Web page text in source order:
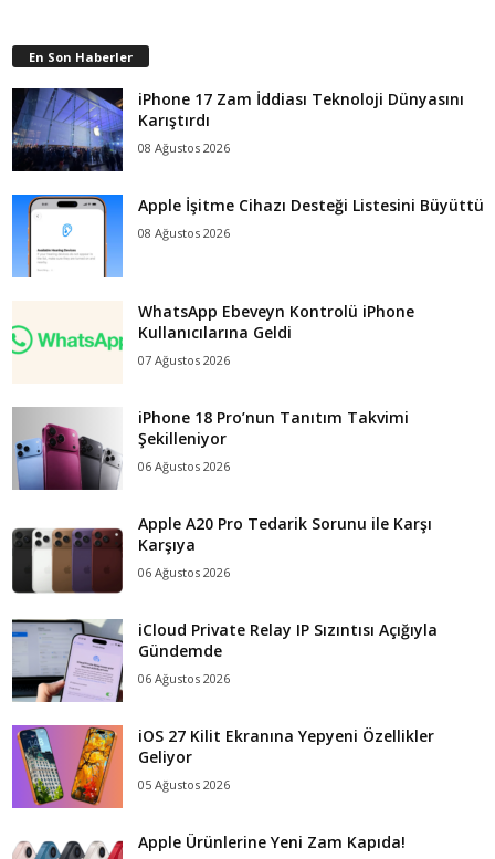
En Son Haberler
iPhone 17 Zam İddiası Teknoloji Dünyasını
Karıştırdı
08 Ağustos 2026
Apple İşitme Cihazı Desteği Listesini Büyüttü
08 Ağustos 2026
WhatsApp Ebeveyn Kontrolü iPhone
Kullanıcılarına Geldi
07 Ağustos 2026
iPhone 18 Pro’nun Tanıtım Takvimi
Şekilleniyor
06 Ağustos 2026
Apple A20 Pro Tedarik Sorunu ile Karşı
Karşıya
06 Ağustos 2026
iCloud Private Relay IP Sızıntısı Açığıyla
Gündemde
06 Ağustos 2026
iOS 27 Kilit Ekranına Yepyeni Özellikler
Geliyor
05 Ağustos 2026
Apple Ürünlerine Yeni Zam Kapıda!